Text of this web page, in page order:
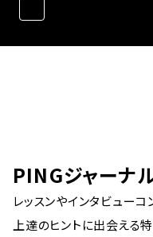
PINGジャーナ
レッスンやインタビュー
上達のヒントに出会える特